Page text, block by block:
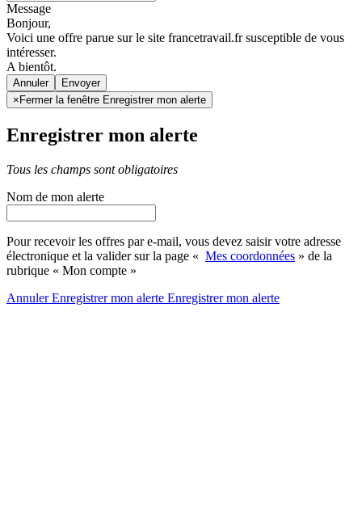
Message
Bonjour,
Voici une offre parue sur le site francetravail.fr susceptible de vous
intéresser.
A bientôt.
Annuler
× Fermer la fenêtre Enregistrer mon alerte
Enregistrer mon alerte
Tous les champs sont obligatoires
Nom de mon alerte
Pour recevoir les offres par e-mail, vous devez saisir votre adresse
électronique et la valider sur la page « Mes coordonnées » de la
rubrique « Mon compte »
AnnulerEnregistrer mon alerte Enregistrermon alerte